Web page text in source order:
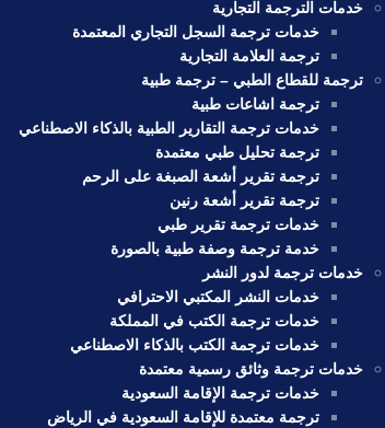
خدمات الترجمة التجارية
خدمات ترجمة السجل التجاري المعتمدة
ترجمة العلامة التجارية
ترجمة للقطاع الطبي – ترجمة طبية
ترجمة اشاعات طبية
خدمات ترجمة التقارير الطبية بالذكاء الاصطناعي
ترجمة تحليل طبي معتمدة
ترجمة تقرير أشعة الصبغة على الرحم
ترجمة تقرير أشعة رنين
خدمات ترجمة تقرير طبي
خدمة ترجمة وصفة طبية بالصورة
خدمات ترجمة لدور النشر
خدمات النشر المكتبي الاحترافي
خدمات ترجمة الكتب في المملكة
خدمات ترجمة الكتب بالذكاء الاصطناعي
خدمات ترجمة وثائق رسمية معتمدة
خدمات ترجمة الإقامة السعودية
ترجمة معتمدة للإقامة السعودية في الرياض